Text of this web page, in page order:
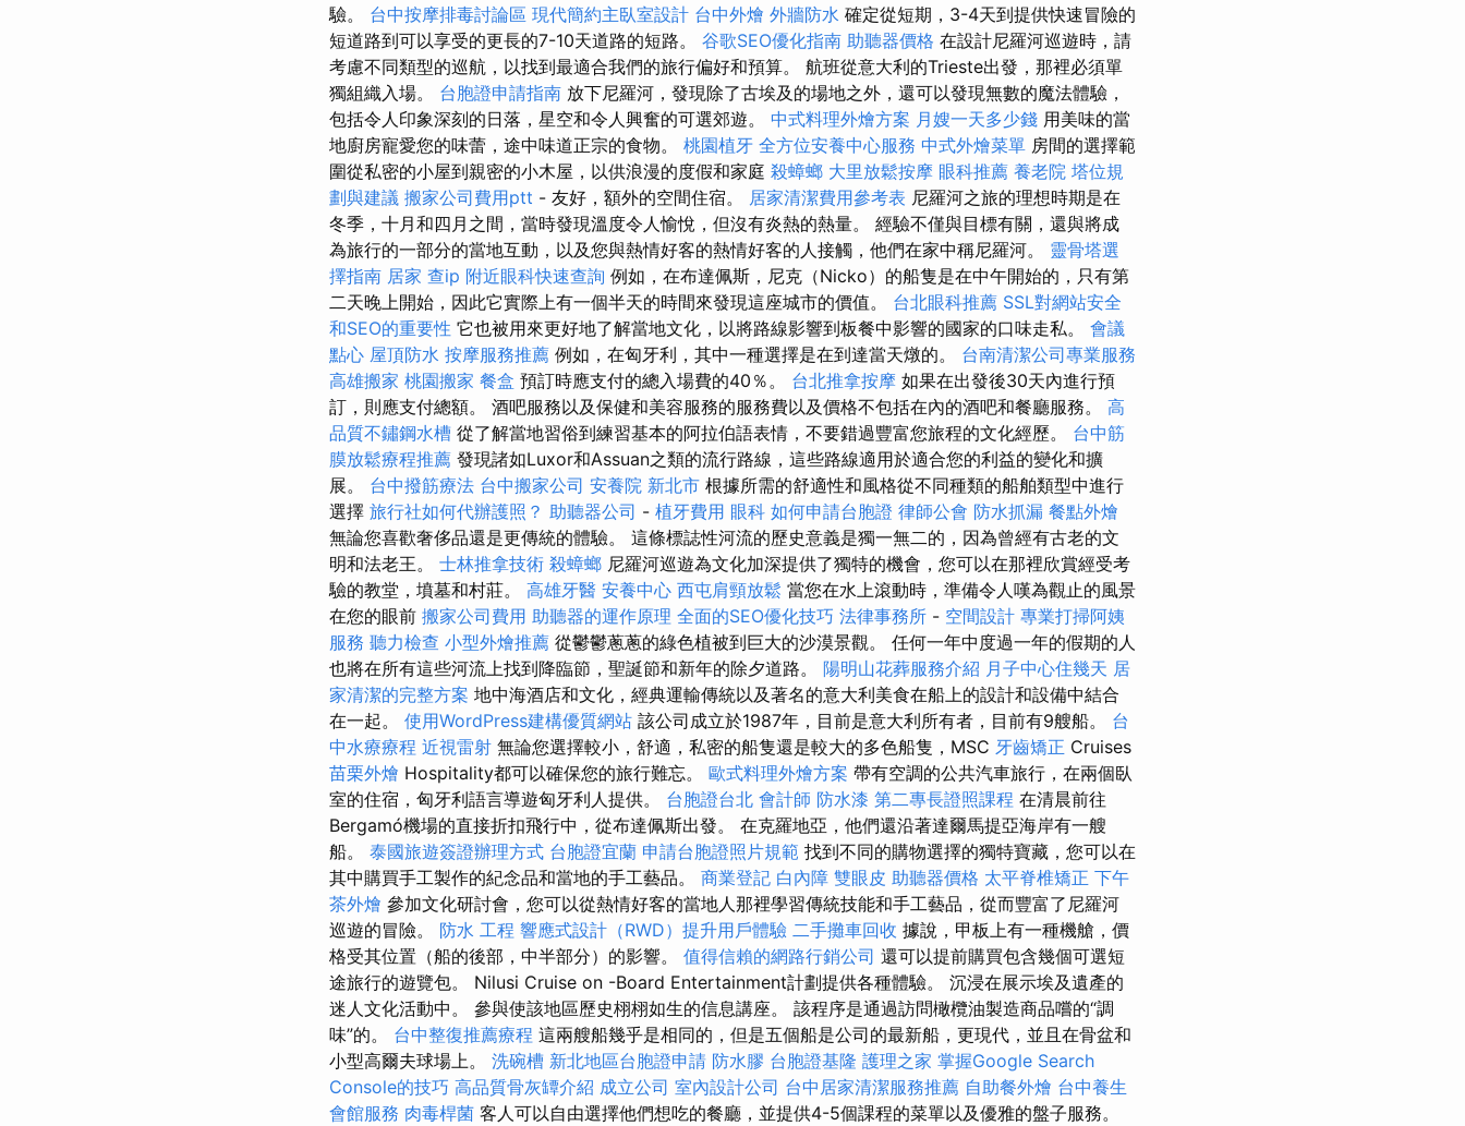
驗。 台中按摩排毒討論區 現代簡約主臥室設計 台中外燴 外牆防水 確定從短期，3-4天到提供快速冒險的
短道路到可以享受的更長的7-10天道路的短路。 谷歌SEO優化指南 助聽器價格 在設計尼羅河巡遊時，請
考慮不同類型的巡航，以找到最適合我們的旅行偏好和預算。 航班從意大利的Trieste出發，那裡必須單
獨組織入場。 台胞證申請指南 放下尼羅河，發現除了古埃及的場地之外，還可以發現無數的魔法體驗，
包括令人印象深刻的日落，星空和令人興奮的可選郊遊。 中式料理外燴方案 月嫂一天多少錢 用美味的當
地廚房寵愛您的味蕾，途中味道正宗的食物。 桃園植牙 全方位安養中心服務 中式外燴菜單 房間的選擇範
圍從私密的小屋到親密的小木屋，以供浪漫的度假和家庭 殺蟑螂 大里放鬆按摩 眼科推薦 養老院 塔位規
劃與建議 搬家公司費用ptt - 友好，額外的空間住宿。 居家清潔費用參考表 尼羅河之旅的理想時期是在
冬季，十月和四月之間，當時發現溫度令人愉悅，但沒有炎熱的熱量。 經驗不僅與目標有關，還與將成
為旅行的一部分的當地互動，以及您與熱情好客的熱情好客的人接觸，他們在家中稱尼羅河。 靈骨塔選
擇指南 居家 查ip 附近眼科快速查詢 例如，在布達佩斯，尼克（Nicko）的船隻是在中午開始的，只有第
二天晚上開始，因此它實際上有一個半天的時間來發現這座城市的價值。 台北眼科推薦 SSL對網站安全
和SEO的重要性 它也被用來更好地了解當地文化，以將路線影響到板餐中影響的國家的口味走私。 會議
點心 屋頂防水 按摩服務推薦 例如，在匈牙利，其中一種選擇是在到達當天燉的。 台南清潔公司專業服務
高雄搬家 桃園搬家 餐盒 預訂時應支付的總入場費的40％。 台北推拿按摩 如果在出發後30天內進行預
訂，則應支付總額。 酒吧服務以及保健和美容服務的服務費以及價格不包括在內的酒吧和餐廳服務。 高
品質不鏽鋼水槽 從了解當地習俗到練習基本的阿拉伯語表情，不要錯過豐富您旅程的文化經歷。 台中筋
膜放鬆療程推薦 發現諸如Luxor和Assuan之類的流行路線，這些路線適用於適合您的利益的變化和擴
展。 台中撥筋療法 台中搬家公司 安養院 新北市 根據所需的舒適性和風格從不同種類的船舶類型中進行
選擇 旅行社如何代辦護照？ 助聽器公司 - 植牙費用 眼科 如何申請台胞證 律師公會 防水抓漏 餐點外燴
無論您喜歡奢侈品還是更傳統的體驗。 這條標誌性河流的歷史意義是獨一無二的，因為曾經有古老的文
明和法老王。 士林推拿技術 殺蟑螂 尼羅河巡遊為文化加深提供了獨特的機會，您可以在那裡欣賞經受考
驗的教堂，墳墓和村莊。 高雄牙醫 安養中心 西屯肩頸放鬆 當您在水上滾動時，準備令人嘆為觀止的風景
在您的眼前 搬家公司費用 助聽器的運作原理 全面的SEO優化技巧 法律事務所 - 空間設計 專業打掃阿姨
服務 聽力檢查 小型外燴推薦 從鬱鬱蔥蔥的綠色植被到巨大的沙漠景觀。 任何一年中度過一年的假期的人
也將在所有這些河流上找到降臨節，聖誕節和新年的除夕道路。 陽明山花葬服務介紹 月子中心住幾天 居
家清潔的完整方案 地中海酒店和文化，經典運輸傳統以及著名的意大利美食在船上的設計和設備中結合
在一起。 使用WordPress建構優質網站 該公司成立於1987年，目前是意大利所有者，目前有9艘船。 台
中水療療程 近視雷射 無論您選擇較小，舒適，私密的船隻還是較大的多色船隻，MSC 牙齒矯正 Cruises
苗栗外燴 Hospitality都可以確保您的旅行難忘。 歐式料理外燴方案 帶有空調的公共汽車旅行，在兩個臥
室的住宿，匈牙利語言導遊匈牙利人提供。 台胞證台北 會計師 防水漆 第二專長證照課程 在清晨前往
Bergamó機場的直接折扣飛行中，從布達佩斯出發。 在克羅地亞，他們還沿著達爾馬提亞海岸有一艘
船。 泰國旅遊簽證辦理方式 台胞證宜蘭 申請台胞證照片規範 找到不同的購物選擇的獨特寶藏，您可以在
其中購買手工製作的紀念品和當地的手工藝品。 商業登記 白內障 雙眼皮 助聽器價格 太平脊椎矯正 下午
茶外燴 參加文化研討會，您可以從熱情好客的當地人那裡學習傳統技能和手工藝品，從而豐富了尼羅河
巡遊的冒險。 防水 工程 響應式設計（RWD）提升用戶體驗 二手攤車回收 據說，甲板上有一種機艙，價
格受其位置（船的後部，中半部分）的影響。 值得信賴的網路行銷公司 還可以提前購買包含幾個可選短
途旅行的遊覽包。 Nilusi Cruise on -Board Entertainment計劃提供各種體驗。 沉浸在展示埃及遺產的
迷人文化活動中。 參與使該地區歷史栩栩如生的信息講座。 該程序是通過訪問橄欖油製造商品嚐的“調
味”的。 台中整復推薦療程 這兩艘船幾乎是相同的，但是五個船是公司的最新船，更現代，並且在骨盆和
小型高爾夫球場上。 洗碗槽 新北地區台胞證申請 防水膠 台胞證基隆 護理之家 掌握Google Search
Console的技巧 高品質骨灰罈介紹 成立公司 室內設計公司 台中居家清潔服務推薦 自助餐外燴 台中養生
會館服務 肉毒桿菌 客人可以自由選擇他們想吃的餐廳，並提供4-5個課程的菜單以及優雅的盤子服務。